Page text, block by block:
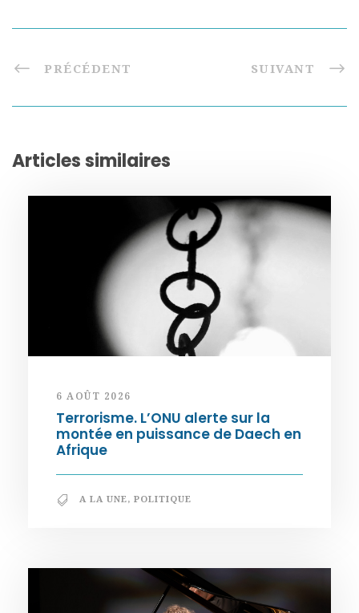
PRÉCÉDENT SUIVANT
Articles similaires
6 AOÛT 2026
Terrorisme. L’ONU alerte sur la
montée en puissance de Daech en
Afrique
A LA UNE, POLITIQUE